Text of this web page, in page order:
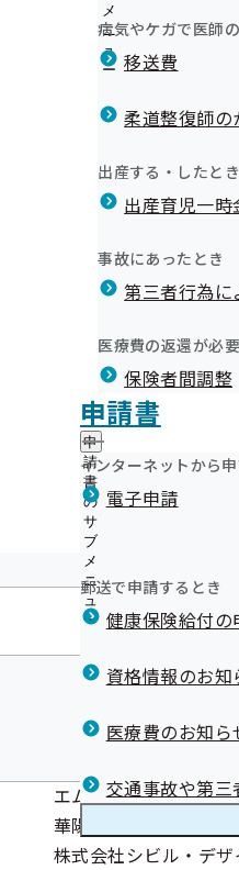
メ
ニ
ュ
ー
病気やケガで医師
移送費
柔道整復師の
出産する・したとき
出産育児一
事故にあったとき
第三者行為に
医療費の返還が必
保険者間調整
申請書
申
請
書
の
サ
ブ
メ
ニ
ュ
ー
インターネットから
電子申請
郵送で申請するとき
健康保険給付の
資格情報のお
医療費のお知ら
交通事故や第
岐阜支部の健診
事業所ご担当者様へ
健診機関・医療機関
被保険者（ご本人）
外部への委託業務に
オンライン資格確
【被保険者様対象
健診実施機関一覧等
健康保険委員にご登
健康保険委員表彰に
令和8年度 働く方の
健康づくり
「ぎふさん」の健康
2024年度支部別ス
健康経営等の普及推
職場における健康講
健康づくりDVD無料
あなたと家族のため
協会けんぽだより（
インセンティブ制
プレスリリース
医療機関の受診は
協会けんぽ岐阜支部
電子申請サービスの
漫画「ブラックジャ
中！
漫画「ブラックジャ
開中！
漫画「ブラックジャ
ジェネリック医薬品
限度額適用認定証が
退職後の健康保険に
健康保険証の記号の
メールマガジン
統計情報
岐阜支部について
所在地・連絡先
調達情報
採用情報
個人情報保護
地方自治体及び関係
情報公開
評議会
事務処理誤り
リンク集
いている健康保険委員の
さま
エム・ティ・ケー株式
華陽紙業株式会社
株式会社シビル・デ